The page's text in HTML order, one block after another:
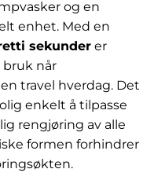
og en
enhet. Med en
sekunder er
når
travel hverdag. Det
enkelt å tilpasse
rengjøring av alle
formen forhindrer